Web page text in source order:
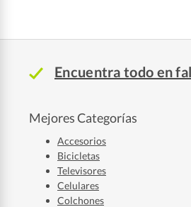
Encuentra todo en
Mejores Categorías
Accesorios
Bicicletas
Televisores
Celulares
Colchones